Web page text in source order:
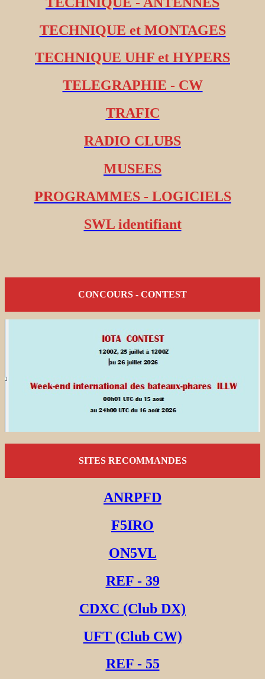
TECHNIQUE et MONTAGES
TECHNIQUE UHF et HYPERS
TELEGRAPHIE - CW
TRAFIC
RADIO CLUBS
MUSEES
PROGRAMMES - LOGICIELS
SWL identifiant
CONCOURS - CONTEST
SITES RECOMMANDES
ANRPFD
F5IRO
ON5VL
REF - 39
CDXC (Club DX)
UFT (Club CW)
REF - 55